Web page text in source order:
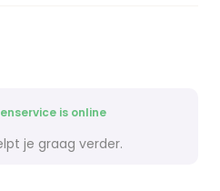
is online
je graag verder.